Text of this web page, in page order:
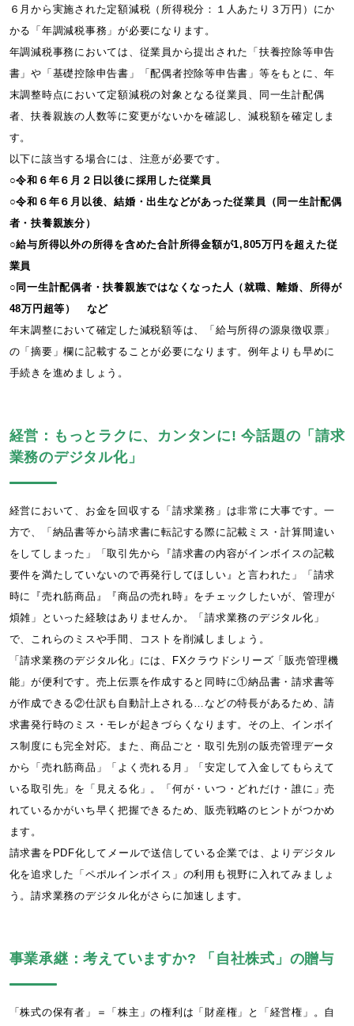
６月から実施された定額減税（所得税分：１人あたり３万円）にか
かる「年調減税事務」が必要になります。
年調減税事務においては、従業員から提出された「扶養控除等申告
書」や「基礎控除申告書」「配偶者控除等申告書」等をもとに、年
末調整時点において定額減税の対象となる従業員、同一生計配偶
者、扶養親族の人数等に変更がないかを確認し、減税額を確定しま
す。
以下に該当する場合には、注意が必要です。
○令和６年６月２日以後に採用した従業員
○令和６年６月以後、結婚・出生などがあった従業員（同一生計配偶
者・扶養親族分）
○給与所得以外の所得を含めた合計所得金額が1,805万円を超えた従
業員
○同一生計配偶者・扶養親族ではなくなった人（就職、離婚、所得が
48万円超等） など
年末調整において確定した減税額等は、「給与所得の源泉徴収票」
の「摘要」欄に記載することが必要になります。例年よりも早めに
手続きを進めましょう。
経営：もっとラクに、カンタンに! 今話題の「請求
業務のデジタル化」
経営において、お金を回収する「請求業務」は非常に大事です。一
方で、「納品書等から請求書に転記する際に記載ミス・計算間違い
をしてしまった」「取引先から『請求書の内容がインボイスの記載
要件を満たしていないので再発行してほしい』と言われた」「請求
時に『売れ筋商品』『商品の売れ時』をチェックしたいが、管理が
煩雑」といった経験はありませんか。「請求業務のデジタル化」
で、これらのミスや手間、コストを削減しましょう。
「請求業務のデジタル化」には、FXクラウドシリーズ「販売管理機
能」が便利です。売上伝票を作成すると同時に①納品書・請求書等
が作成できる②仕訳も自動計上される…などの特長があるため、請
求書発行時のミス・モレが起きづらくなります。その上、インボイ
ス制度にも完全対応。また、商品ごと・取引先別の販売管理データ
から「売れ筋商品」「よく売れる月」「安定して入金してもらえて
いる取引先」を「見える化」。「何が・いつ・どれだけ・誰に」売
れているかがいち早く把握できるため、販売戦略のヒントがつかめ
ます。
請求書をPDF化してメールで送信している企業では、よりデジタル
化を追求した「ペポルインボイス」の利用も視野に入れてみましょ
う。請求業務のデジタル化がさらに加速します。
事業承継：考えていますか? 「自社株式」の贈与
「株式の保有者」＝「株主」の権利は「財産権」と「経営権」。自